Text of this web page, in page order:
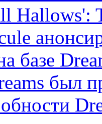
Hallows':
базе
был